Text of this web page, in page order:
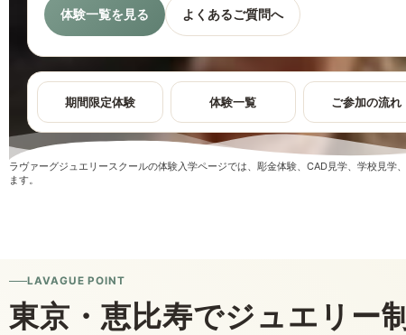
体験一覧を見る よくあるご質問へ
期間限定体験 体験一覧 ご参加の流れ
ラヴァーグジュエリースクールの体験入学ページでは、彫金体験、CAD見学、学校見
ます。
LAVAGUE POINT
東京・恵比寿でジュエリー